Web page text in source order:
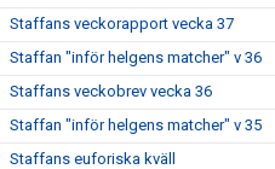
Staffans veckorapport vecka 37
Staffan "inför helgens matcher" v 36
Staffans veckobrev vecka 36
Staffan "inför helgens matcher" v 35
Staffans euforiska kväll